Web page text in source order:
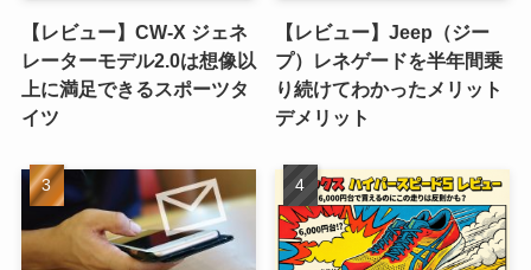
【レビュー】CW-X ジェネ
レーターモデル2.0は想像以
上に満足できるスポーツタ
イツ
【レビュー】Jeep（ジー
プ）レネゲードを半年間乗
り続けてわかったメリット
デメリット